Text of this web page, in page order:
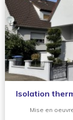
Isolation
Mise en